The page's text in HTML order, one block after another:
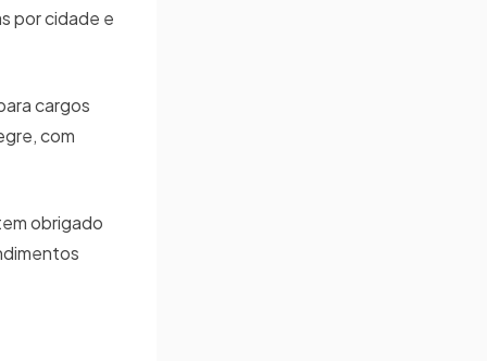
por cidade e
cargos
com
obrigado